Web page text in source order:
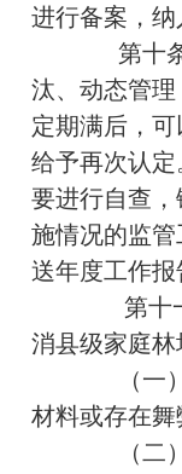
进行备案，纳
第十
汰、动态管
定期满后，可
给予再次认
要进行自查
施情况的监
送年度工作报
第十
消县级家庭林
（
材料或存在舞
（